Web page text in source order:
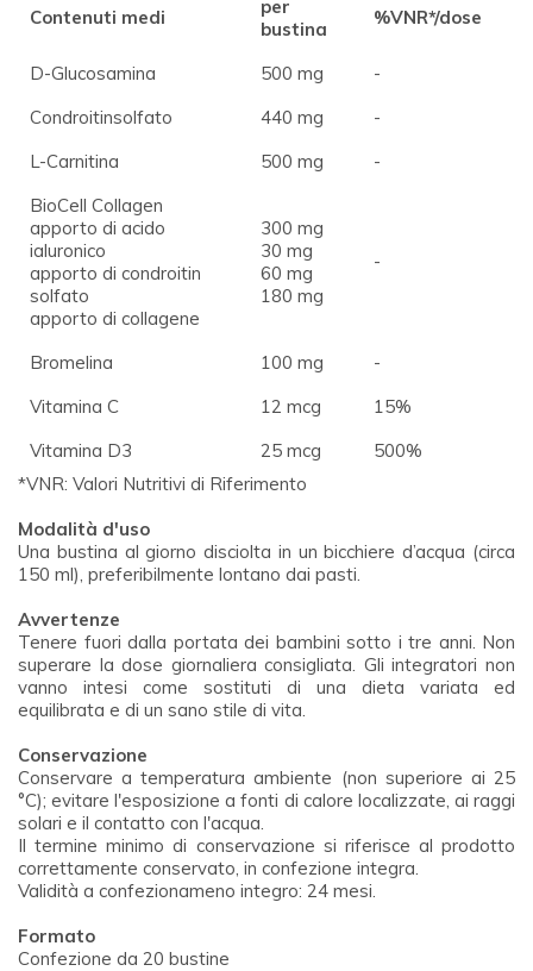
Contenuti medi
per
bustina
%VNR*/dose
D-Glucosamina 500 mg
-
Condroitinsolfato
440 mg
-
L-Carnitina
500 mg
-
BioCell Collagen
apporto di acido
ialuronico
apporto di condroitin
solfato
apporto di collagene
300 mg
30 mg
60 mg
180 mg
-
Bromelina 100 mg
-
Vitamina C
12 mcg
15%
Vitamina D3
25 mcg
500%
*VNR: Valori Nutritivi di Riferimento
Modalità d'uso
Una bustina al giorno disciolta in un bicchiere d’acqua (circa
150 ml), preferibilmente lontano dai pasti.
Avvertenze
Tenere fuori dalla portata dei bambini sotto i tre anni. Non
superare la dose giornaliera consigliata. Gli integratori non
vanno intesi come sostituti di una dieta variata ed
equilibrata e di un sano stile di vita.
Conservazione
Conservare a temperatura ambiente (non superiore ai 25
°C); evitare l'esposizione a fonti di calore localizzate, ai raggi
solari e il contatto con l'acqua.
Il termine minimo di conservazione si riferisce al prodotto
correttamente conservato, in confezione integra.
Validità a confezionameno integro: 24 mesi.
Formato
Confezione da 20 bustine